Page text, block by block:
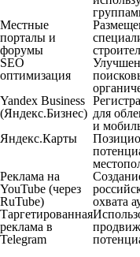
Местные
порталы и
форумы
SEO
оптимизация
Yandex Business
(Яндекс.Бизнес) для
и
Яндекс.Карты
Реклама на
YouTube (через
RuTube)
охвата
Таргетированная
реклама в
Telegram